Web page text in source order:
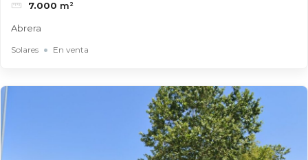
7.000 m²
Abrera
Solares En venta